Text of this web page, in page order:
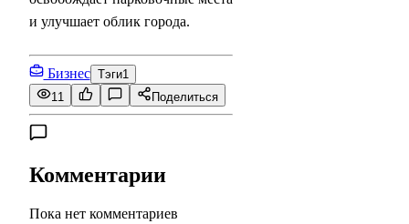
и улучшает облик города.
Бизнес Тэги1
11
Поделиться
Комментарии
Пока нет комментариев